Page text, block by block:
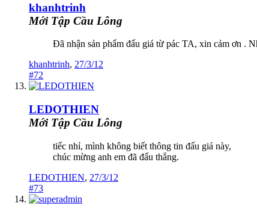
khanhtrinh
Mới Tập Cầu Lông
Đã nhận sản phẩm đấu giá từ pác TA, xin cảm ơn .
khanhtrinh, 27/3/12
#72
LEDOTHIEN
Mới Tập Cầu Lông
tiếc nhỉ, mình không biết thông tin đấu giá này,
chúc mừng anh em đã đấu thắng.
LEDOTHIEN, 27/3/12
#73